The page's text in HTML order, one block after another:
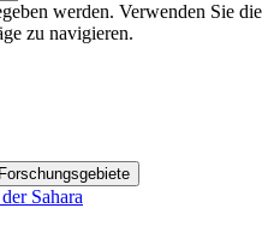
werden. Verwenden Sie die
zu navigieren.
Forschungsgebiete
Sahara